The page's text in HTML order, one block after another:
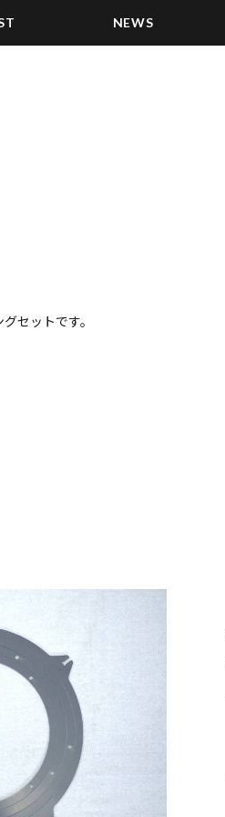
NEWS
セットです。